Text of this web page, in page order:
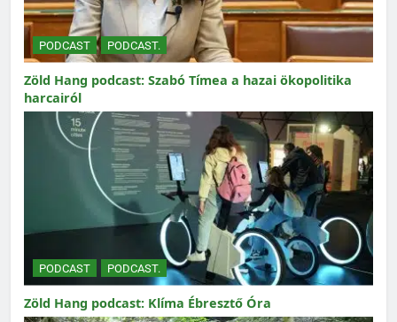
PODCAST PODCAST.
Zöld Hang podcast: Szabó Tímea a hazai ökopolitika
harcairól
PODCAST PODCAST.
Zöld Hang podcast: Klíma Ébresztő Óra